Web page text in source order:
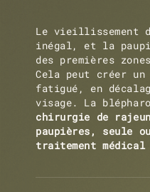
Le vieillissement
inégal, et la
des premières
Cela peut créer un
fatigué, en
visage. La
chirurgie de
paupières, seule
traitement médical